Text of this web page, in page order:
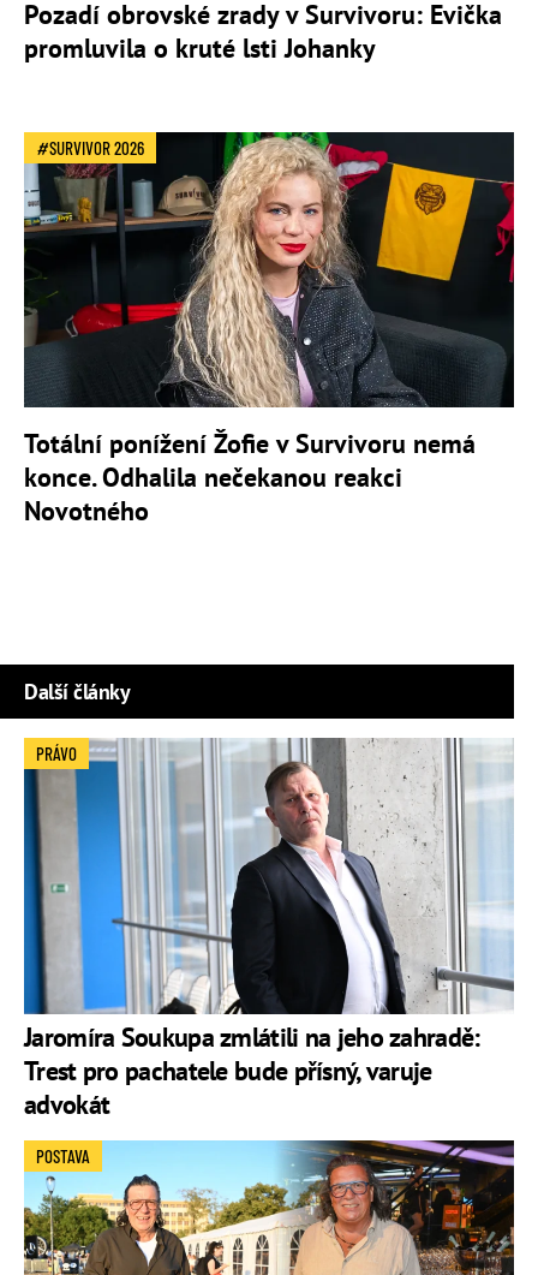
Pozadí obrovské zrady v Survivoru: Evička
promluvila o kruté lsti Johanky
SURVIVOR 2026
Totální ponížení Žofie v Survivoru nemá
konce. Odhalila nečekanou reakci
Novotného
Další články
Jaromíra Soukupa zmlátili na jeho zahradě:
Trest pro pachatele bude přísný, varuje
advokát
PRÁVO
POSTAVA